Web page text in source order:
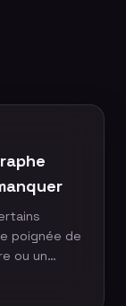
poignée de
ou un
Un